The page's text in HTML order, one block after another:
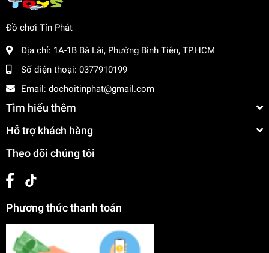
Đồ chơi Tín Phát
Địa chỉ: 1A-1B Bà Lài, Phường Bình Tiên, TP.HCM
Số điện thoại: 0377910199
Email: dochoitinphat@gmail.com
Tìm hiểu thêm
Hỗ trợ khách hàng
Theo dõi chúng tôi
Phương thức thanh toán